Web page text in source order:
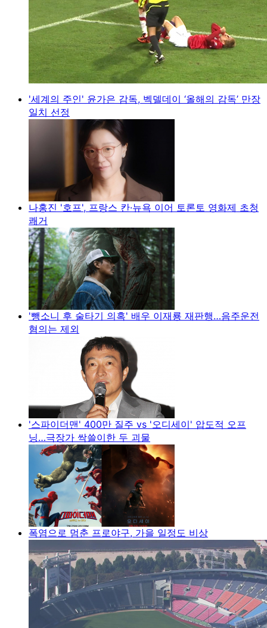
'세계의 주인' 윤가은 감독, 벡델데이 ‘올해의 감독’ 만장
일치 선정
나홍진 '호프', 프랑스 칸·뉴욕 이어 토론토 영화제 초청
쾌거
'뺑소니 후 술타기 의혹' 배우 이재룡 재판행…음주운전
혐의는 제외
'스파이더맨' 400만 질주 vs '오디세이' 압도적 오프
닝…극장가 싹쓸이한 두 괴물
폭염으로 멈춘 프로야구, 가을 일정도 비상